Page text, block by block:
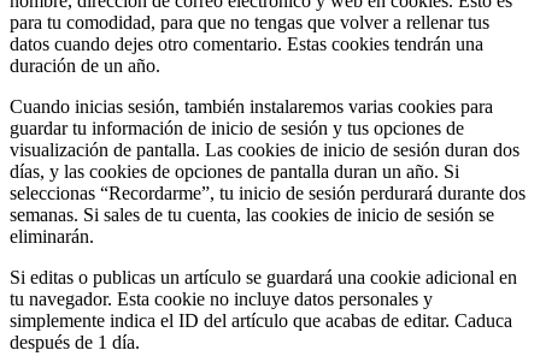
para tu comodidad, para que no tengas que volver a rellenar tus
datos cuando dejes otro comentario. Estas cookies tendrán una
duración de un año.
Cuando inicias sesión, también instalaremos varias cookies para
guardar tu información de inicio de sesión y tus opciones de
visualización de pantalla. Las cookies de inicio de sesión duran dos
días, y las cookies de opciones de pantalla duran un año. Si
seleccionas “Recordarme”, tu inicio de sesión perdurará durante dos
semanas. Si sales de tu cuenta, las cookies de inicio de sesión se
eliminarán.
Si editas o publicas un artículo se guardará una cookie adicional en
tu navegador. Esta cookie no incluye datos personales y
simplemente indica el ID del artículo que acabas de editar. Caduca
después de 1 día.